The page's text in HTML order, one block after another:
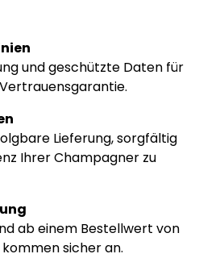
und geschützte Daten für
Lieferung, sorgfältig
Ihrer Champagner zu
ab einem Bestellwert von
sicher an.